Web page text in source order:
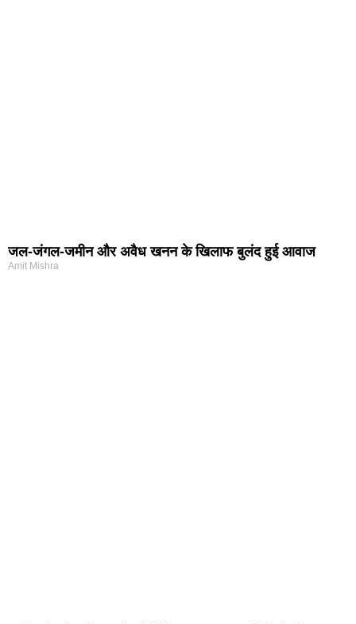
जल-जंगल-जमीन और अवैध खनन के खिलाफ बुलंद हुई आवाज
Amit Mishra